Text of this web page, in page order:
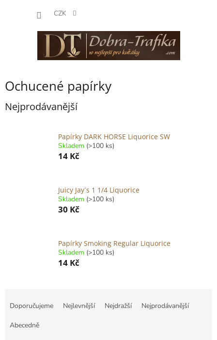
CZK
Ochucené papírky
Nejprodávanější
Papírky DARK HORSE Liquorice SW
Skladem (>100 ks)
14 Kč
Juicy Jay´s 1 1/4 Liquorice
Skladem (>100 ks)
30 Kč
Papírky Smoking Regular Liquorice
Skladem (>100 ks)
14 Kč
Doporučujeme Nejlevnější Nejdražší Nejprodávanější
Abecedně